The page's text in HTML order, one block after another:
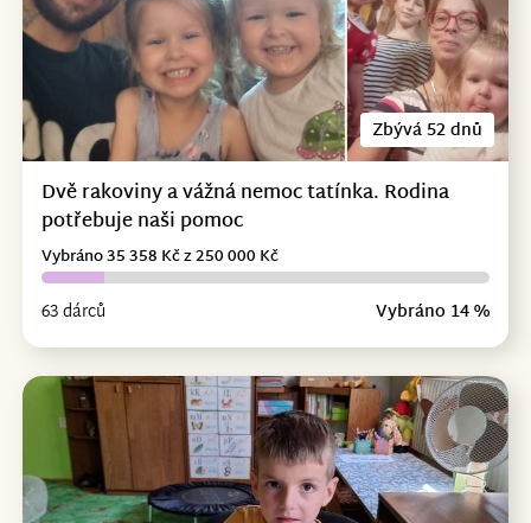
Zbývá 52 dnů
Dvě rakoviny a vážná nemoc tatínka. Rodina
potřebuje naši pomoc
63 dárců Vybráno 14 %
Vybráno 35 358 Kč z 250 000 Kč